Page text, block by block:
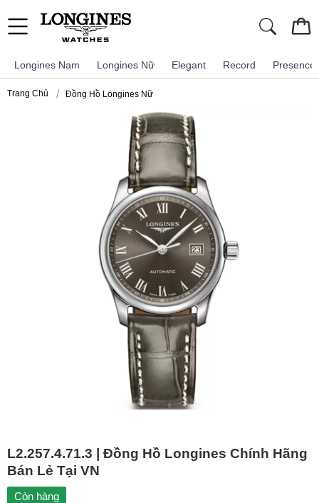
Longines Nam Longines Nữ Elegant Record Presence
Trang Chủ Đồng Hồ Longines Nữ
L2.257.4.71.3 | Đồng Hồ Longines Chính Hãng
Bán Lẻ Tại VN
Còn hàng